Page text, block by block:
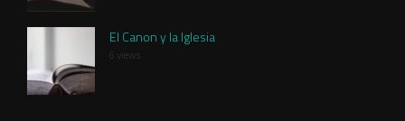
El Canon y la Iglesia
6 views